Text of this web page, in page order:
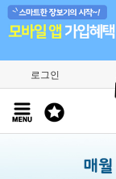
로그인